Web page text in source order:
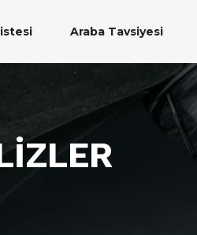
Araba Tavsiyesi